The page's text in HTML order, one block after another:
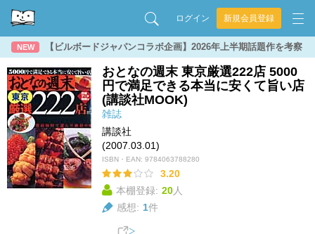
ログイン 新規会員登録
NEW 【ビルボードジャパンコラボ企画】2026年上半期話題作を考察
おとなの週末 東京厳選222店 5000
円で満足できる本当に安くて旨い店
(講談社MOOK)
雑誌
講談社
(2007.03.01)
ISBN・EAN: 9784063788280
3.20
本棚登録: 20人
感想: 1件